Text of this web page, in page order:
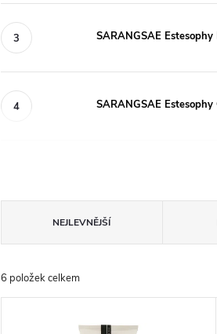
SARANGSAE
SARANGSAE Estesophy
a
z
NEJLEVNĚJŠÍ
6 položek celkem